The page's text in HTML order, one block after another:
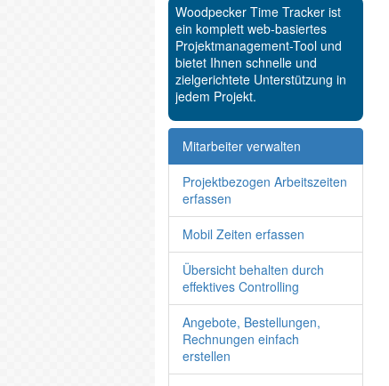
Woodpecker Time Tracker ist
ein komplett web-basiertes
Projektmanagement-Tool und
bietet Ihnen schnelle und
zielgerichtete Unterstützung in
jedem Projekt.
Mitarbeiter verwalten
Projektbezogen Arbeitszeiten
erfassen
Mobil Zeiten erfassen
Übersicht behalten durch
effektives Controlling
Angebote, Bestellungen,
Rechnungen einfach
erstellen